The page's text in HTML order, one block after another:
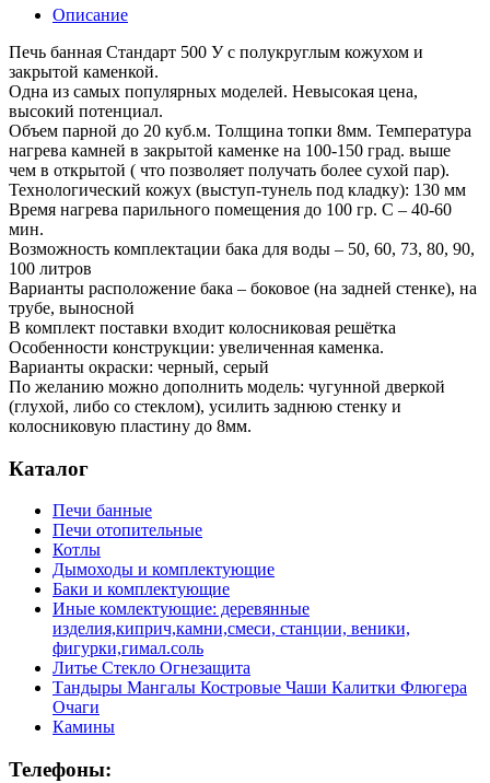
,пкр
кожухом
Описание
Печь банная Стандарт 500 У с полукруглым кожухом и
закрытой каменкой.
Одна из самых популярных моделей. Невысокая цена,
высокий потенциал.
Объем парной до 20 куб.м. Толщина топки 8мм. Температура
нагрева камней в закрытой каменке на 100-150 град. выше
чем в открытой ( что позволяет получать более сухой пар).
Технологический кожух (выступ-тунель под кладку): 130 мм
Время нагрева парильного помещения до 100 гр. С – 40-60
мин.
Возможность комплектации бака для воды – 50, 60, 73, 80, 90,
100 литров
Варианты расположение бака – боковое (на задней стенке), на
трубе, выносной
В комплект поставки входит колосниковая решётка
Особенности конструкции: увеличенная каменка.
Варианты окраски: черный, серый
По желанию можно дополнить модель: чугунной дверкой
(глухой, либо со стеклом), усилить заднюю стенку и
колосниковую пластину до 8мм.
Каталог
Печи банные
Печи отопительные
Котлы
Дымоходы и комплектующие
Баки и комплектующие
Иные комлектующие: деревянные
изделия,киприч,камни,смеси, станции, веники,
фигурки,гимал.соль
Литье Стекло Огнезащита
Тандыры Мангалы Костровые Чаши Калитки Флюгера
Очаги
Камины
Телефоны: